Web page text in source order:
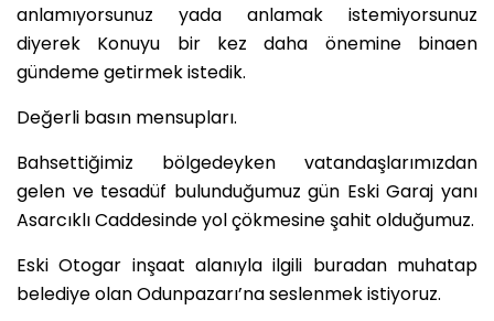
anlamıyorsunuz yada anlamak istemiyorsunuz
diyerek Konuyu bir kez daha önemine binaen
gündeme getirmek istedik.
Değerli basın mensupları.
Bahsettiğimiz bölgedeyken vatandaşlarımızdan
gelen ve tesadüf bulunduğumuz gün Eski Garaj yanı
Asarcıklı Caddesinde yol çökmesine şahit olduğumuz.
Eski Otogar inşaat alanıyla ilgili buradan muhatap
belediye olan Odunpazarı’na seslenmek istiyoruz.